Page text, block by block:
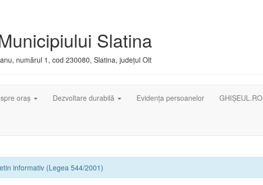
Slatina
numărul 1, cod 230080, Slatina, județul Olt
oraș Dezvoltare durabilă Evidența persoanelor GHIȘEUL.RO
informativ (Legea 544/2001)